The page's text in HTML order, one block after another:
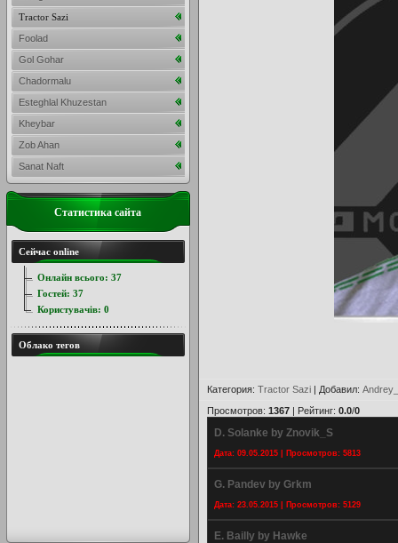
Категория: Tractor Sazi | Добавил:
Просмотров: 1367 | Рейтинг: 0.0/0
D. Solanke by Znovik_S
Дата: 09.05.2015 | Просмотров: 5813
G. Pandev by Grkm
Дата: 23.05.2015 | Просмотров: 5129
E. Bailly by Hawke
Tractor Sazi
Foolad
Gol Gohar
Chadormalu
Esteghlal Khuzestan
Kheybar
Zob Ahan
Sanat Naft
Статистика сайта
Сейчас online
Онлайн всього: 37
Гостей: 37
Користувачів: 0
Облако тегов